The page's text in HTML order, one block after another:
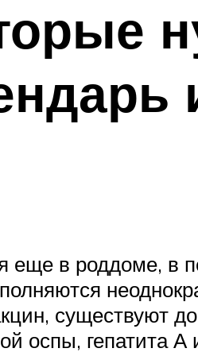
еще в роддоме, в
существуют
оспы, гепатита